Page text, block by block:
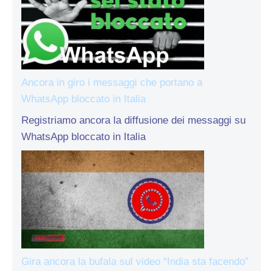
Ancora in giro i messaggi che portano a
WhatsApp bloccato in Italia
Registriamo ancora la diffusione dei messaggi su
WhatsApp bloccato in Italia
Gira ancora la bufala sul video “India sta facendo”